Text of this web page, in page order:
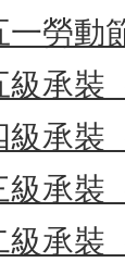
一勞動
級承裝
級承裝
級承裝
級承裝